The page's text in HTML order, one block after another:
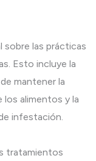
sobre las prácticas
Esto incluye la
mantener la
los alimentos y la
infestación.
tratamientos